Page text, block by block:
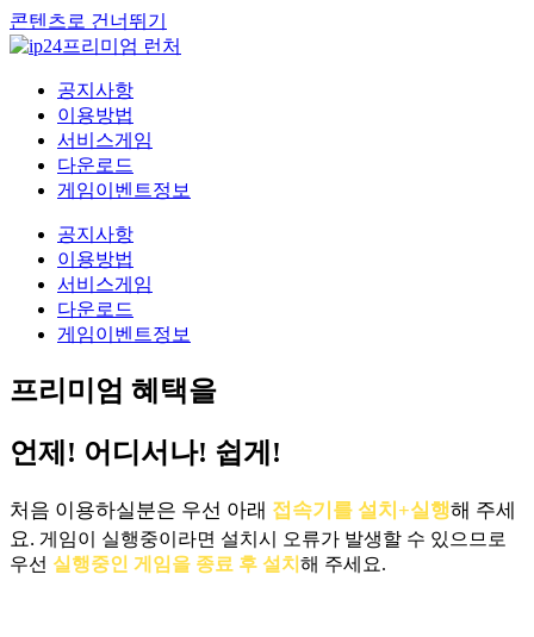
콘텐츠로 건너뛰기
공지사항
이용방법
서비스게임
다운로드
게임이벤트정보
공지사항
이용방법
서비스게임
다운로드
게임이벤트정보
프리미엄 혜택을
언제! 어디서나! 쉽게!
처음 이용하실분은 우선 아래 접속기를 설치+실행해 주세
요. 게임이 실행중이라면 설치시 오류가 발생할 수 있으므로
우선 실행중인 게임을 종료 후 설치 해 주세요.